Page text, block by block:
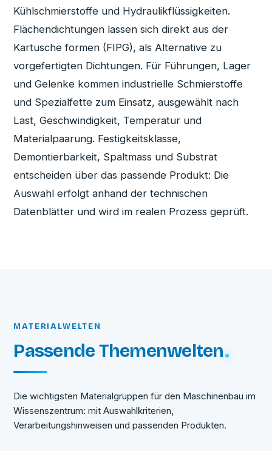
Kühlschmierstoffe und Hydraulikflüssigkeiten.
Flächendichtungen lassen sich direkt aus der
Kartusche formen (FIPG), als Alternative zu
vorgefertigten Dichtungen. Für Führungen, Lager
und Gelenke kommen industrielle Schmierstoffe
und Spezialfette zum Einsatz, ausgewählt nach
Last, Geschwindigkeit, Temperatur und
Materialpaarung. Festigkeitsklasse,
Demontierbarkeit, Spaltmass und Substrat
entscheiden über das passende Produkt: Die
Auswahl erfolgt anhand der technischen
Datenblätter und wird im realen Prozess geprüft.
MATERIALWELTEN
Passende Themenwelten
Die wichtigsten Materialgruppen für den Maschinenbau im
Wissenszentrum: mit Auswahlkriterien,
Verarbeitungshinweisen und passenden Produkten.